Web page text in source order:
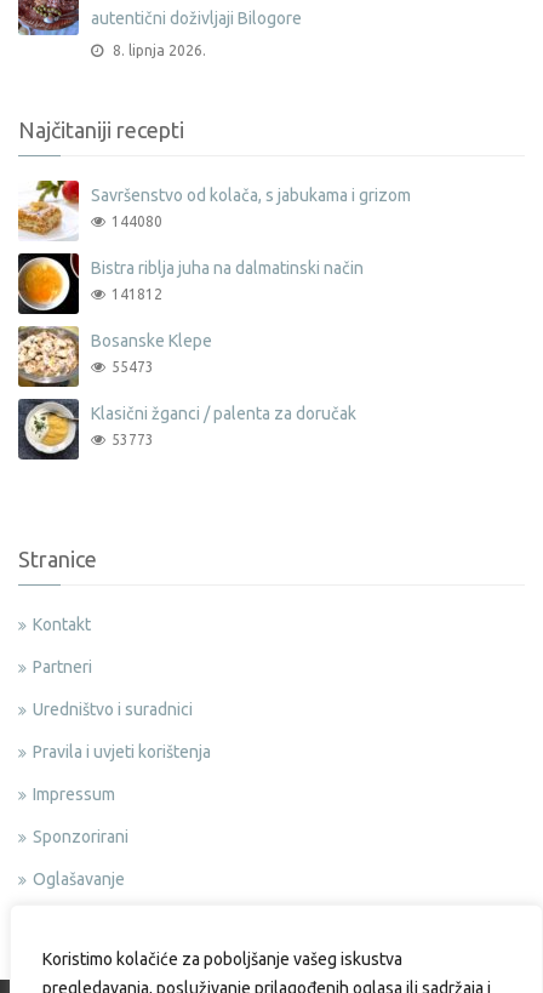
Koristimo kolačiće za poboljšanje vašeg iskustva
pregledavanja, posluživanje prilagođenih oglasa ili sadržaja i
autentični doživljaji Bilogore
8. lipnja 2026.
Najčitaniji recepti
Savršenstvo od kolača, s jabukama i grizom
144080
Bistra riblja juha na dalmatinski način
141812
Bosanske Klepe
55473
Klasični žganci / palenta za doručak
53773
Stranice
Kontakt
Partneri
Uredništvo i suradnici
Pravila i uvjeti korištenja
Impressum
Sponzorirani
Oglašavanje